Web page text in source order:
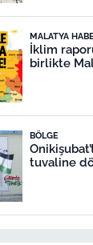
MALATYA
İklim
birlikte
BÖLGE
tuvaline